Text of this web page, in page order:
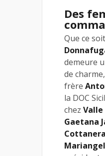
Des
Que ce
demeure
de
frère
la DOC
chez Valle
Gaetana
Cottanera